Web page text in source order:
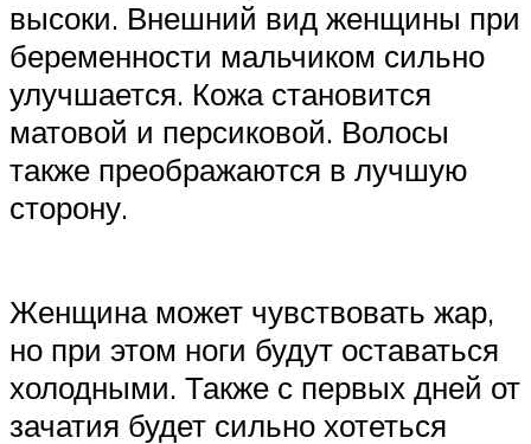
высоки. Внешний вид женщины при
беременности мальчиком сильно
улучшается. Кожа становится
матовой и персиковой. Волосы
также преображаются в лучшую
сторону.
Женщина может чувствовать жар,
но при этом ноги будут оставаться
холодными. Также с первых дней от
зачатия будет сильно хотеться